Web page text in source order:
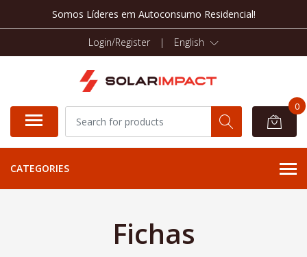
Somos Líderes em Autoconsumo Residencial!
Login/Register | English
0
CATEGORIES
Fichas